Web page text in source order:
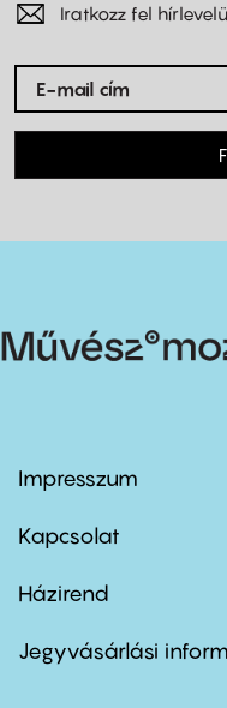
Iratkozz fel
Footer
first
Impresszum
Kapcsolat
Footer
second
Házirend
Jegyvásárlási